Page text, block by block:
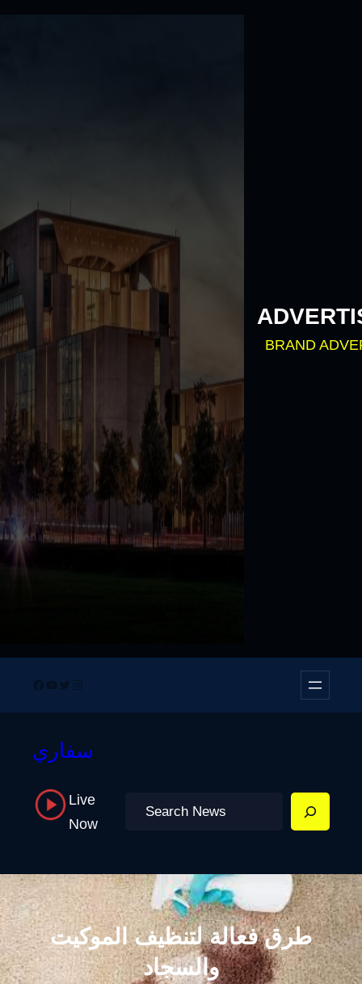
BRAND
Facebook
YouTube
TwitterInstagram
سفاري
Live
Now
Search
طرق فعالة لتنظيف الموكيت
والسجاد